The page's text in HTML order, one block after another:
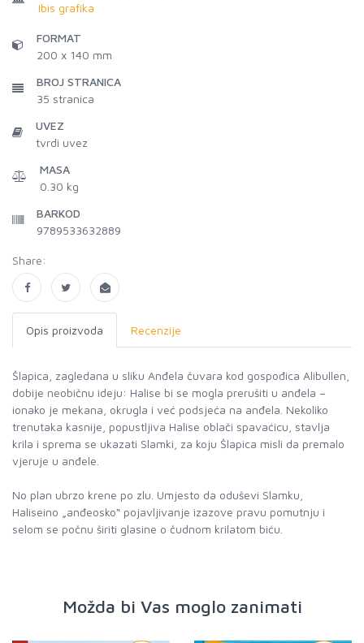
Ibis grafika
FORMAT
200 x 140 mm
BROJ STRANICA
35 stranica
UVEZ
tvrdi uvez
MASA
0.30 kg
BARKOD
9789533632889
Share:
Opis proizvoda Recenzije
Šlapica, zagledana u sliku Anđela čuvara kod gospođica Alibullen,
dobije neobičnu ideju: Halise bi se mogla prerušiti u anđela –
ionako je mekana, okrugla i već podsjeća na anđela. Nekoliko
trenutaka kasnije, popustljiva Halise oblači spavaćicu, stavlja
krila i sprema se ukazati Slamki, za koju Šlapica misli da premalo
vjeruje u anđele.
No plan ubrzo krene po zlu. Umjesto da oduševi Slamku,
Haliseino „anđeosko“ pojavljivanje izazove pravu pomutnju i
selom se počnu širiti glasine o čudnom krilatom biću.
Možda bi Vas moglo zanimati